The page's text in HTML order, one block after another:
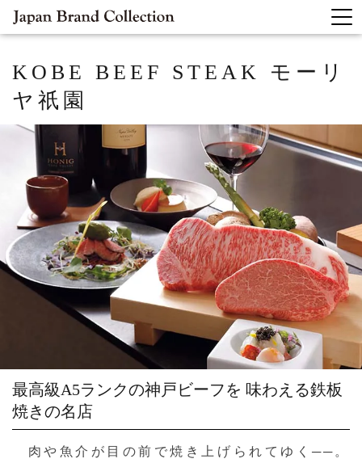
KOBE BEEF STEAK モーリ
ヤ祇園
最高級A5ランクの神戸ビーフを 味わえる鉄板
焼きの名店
肉や魚介が目の前で焼き上げられてゆく──。